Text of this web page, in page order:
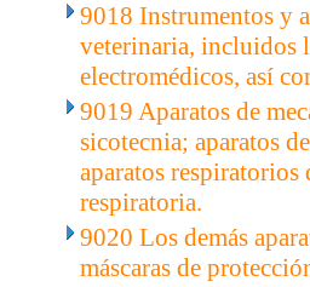
9018 Instrumentos y
veterinaria, incluidos
electromédicos, así
9019 Aparatos de
sicotecnia; aparatos
aparatos respiratorios
respiratoria.
9020 Los demás
máscaras de